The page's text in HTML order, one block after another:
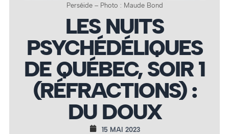
Perséide – Photo : Maude Bond
LES NUITS
PSYCHÉDÉLIQUES
DE QUÉBEC, SOIR 1
(RÉFRACTIONS) :
DU DOUX
15 MAI 2023